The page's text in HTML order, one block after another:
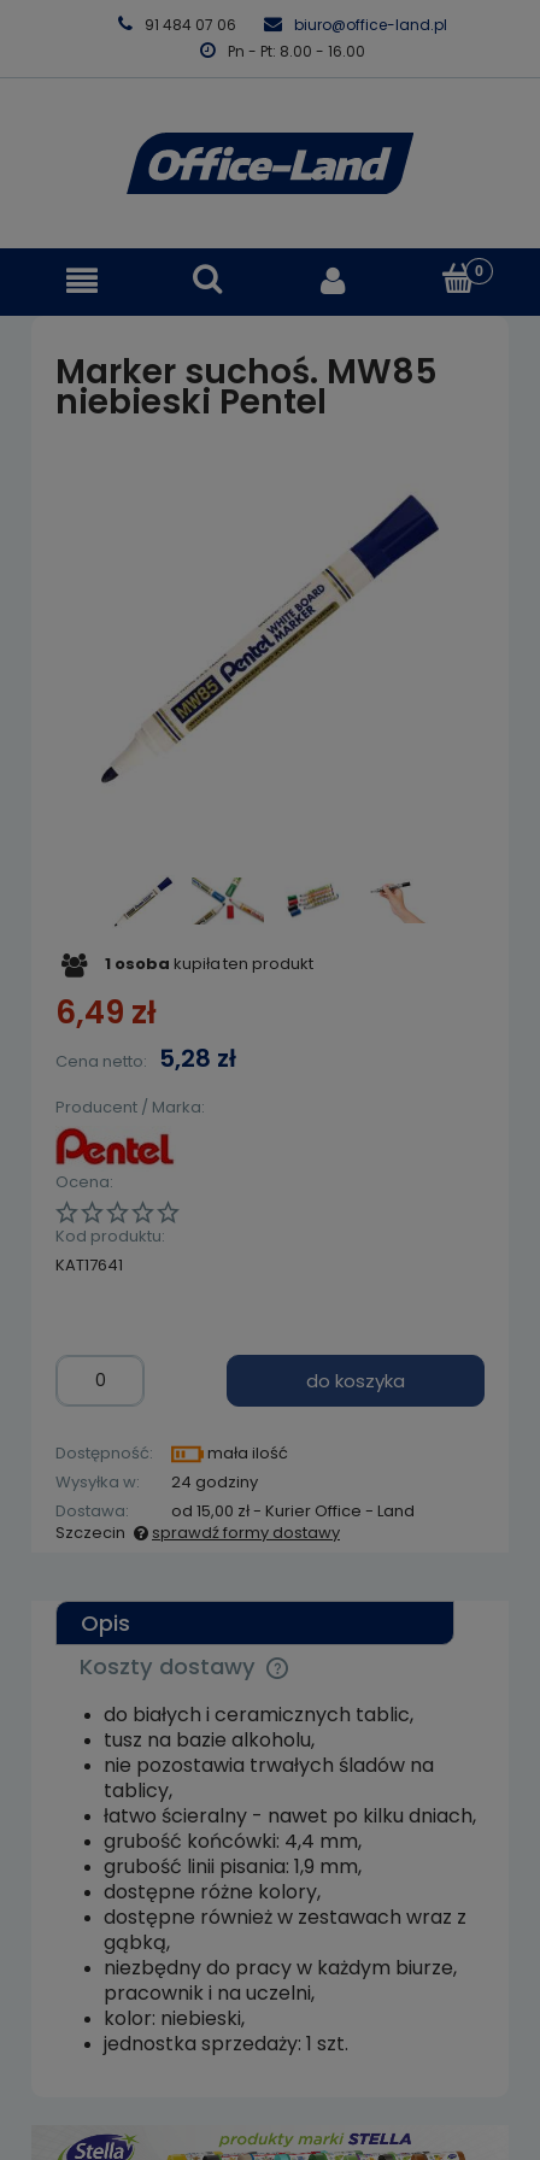
91 484 07 06
biuro@office-land.pl
Pn - Pt: 8.00 - 16.00
Marker suchoś. MW85
niebieski Pentel
1 osoba kupiłaten produkt
6,49 zł
Cena netto: 5,28 zł
Ocena:
Producent / Marka:
Kod produktu:
KAT17641
do koszyka
Dostępność:
mała ilość
Wysyłka w:
24 godziny
Dostawa:
od 15,00 zł- Kurier Office - Land
Szczecin
sprawdź formy dostawy
Opis
Koszty dostawy
Cena nie zawiera ewentualnych kosztów
płatności
do białych i ceramicznych tablic,
tusz na bazie alkoholu,
nie pozostawia trwałych śladów na
tablicy,
łatwo ścieralny - nawet po kilku dniach,
grubość końcówki: 4,4 mm,
grubość linii pisania: 1,9 mm,
dostępne różne kolory,
dostępne również w zestawach wraz z
gąbką,
niezbędny do pracy w każdym biurze,
pracownik i na uczelni,
kolor: niebieski,
jednostka sprzedaży: 1 szt.